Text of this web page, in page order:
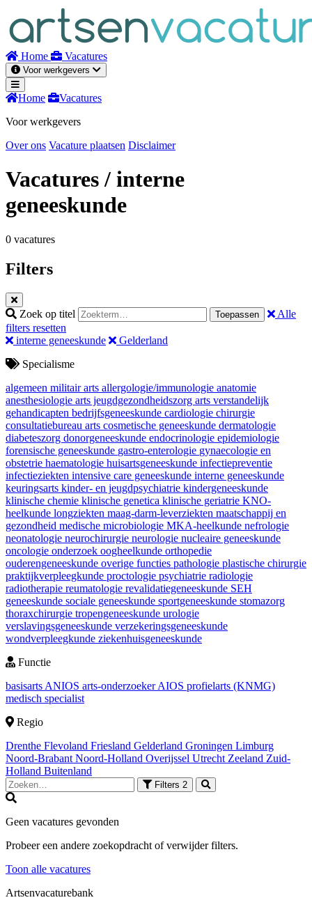
inhoud
Home Vacatures
Voor werkgevers
Home
Vacatures
Voor werkgevers
Over ons Vacature plaatsen Disclaimer
Vacatures/ interne
geneeskunde
0 vacatures
Filters
Zoek op titel Toepassen
Alle
filters resetten
interne geneeskunde
Gelderland
Specialisme
algemeen militair arts allergologie/immunologie anatomie
anesthesiologie arts jeugdgezondheidszorg arts verstandelijk
gehandicapten bedrijfsgeneeskunde cardiologie chirurgie
consultatiebureau arts cosmetische geneeskunde dermatologie
diabeteszorg donorgeneeskunde endocrinologie epidemiologie
forensische geneeskunde gastro-enterologie gynaecologie en
obstetrie haematologie huisartsgeneeskunde infectiepreventie
infectieziekten intensive care geneeskunde interne geneeskunde
keuringsarts kinder- en jeugdpsychiatrie kindergeneeskunde
klinische chemie klinische genetica klinische geriatrie KNO-
heelkunde longziekten maag-darm-leverziekten maatschappij en
gezondheid medische microbiologie MKA-heelkunde nefrologie
neonatologie neurochirurgie neurologie nucleaire geneeskunde
oncologie onderzoek oogheelkunde orthopedie
ouderengeneeskunde overige functies pathologie plastische chirurgie
praktijkverpleegkunde proctologie psychiatrie radiologie
radiotherapie reumatologie revalidatiegeneeskunde SEH
geneeskunde sociale geneeskunde sportgeneeskunde stomazorg
thoraxchirurgie tropengeneeskunde urologie
verslavingsgeneeskunde verzekeringsgeneeskunde
wondverpleegkunde ziekenhuisgeneeskunde
Functie
basisarts ANIOS arts-onderzoekerAIOS profielarts (KNMG)
medisch specialist
Regio
Drenthe Flevoland Friesland Gelderland Groningen Limburg
Noord-Brabant Noord-Holland Overijssel Utrecht Zeeland Zuid-
Holland Buitenland
Filters 2
Geen vacatures gevonden
Probeer een andere zoekopdracht of verwijder filters.
Toon alle vacatures
Artsenvacaturebank